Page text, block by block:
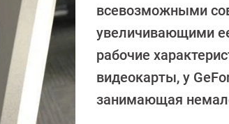
всевозможными
увеличивающими
рабочие
видеокарты, у
занимающая